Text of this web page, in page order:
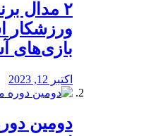
ورزشکار
بازی‌های
اکتبر 12, 2023
دومین